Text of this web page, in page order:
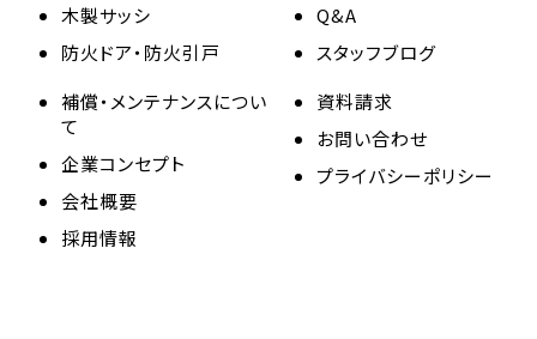
木製サッシ
防火ドア・防火引戸
Q&A
スタッフブログ
補償・メンテナンスについ
て
企業コンセプト
会社概要
採用情報
資料請求
お問い合わせ
プライバシーポリシー